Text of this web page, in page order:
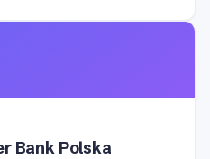
Bank Polska